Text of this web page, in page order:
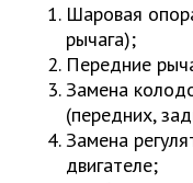
Шаровая
рычага);
Передние
Замена
(передних,
Замена
двигателе;